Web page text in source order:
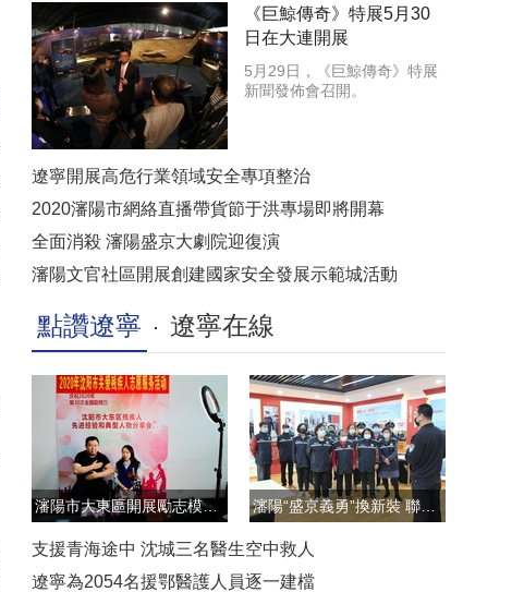
《巨鯨傳奇》特展5月30
日在大連開展
5月29日，《巨鯨傳奇》特展
新聞發佈會召開。
遼寧開展高危行業領域安全專項整治
2020瀋陽市網絡直播帶貨節于洪專場即將開幕
全面消殺 瀋陽盛京大劇院迎復演
瀋陽文官社區開展創建國家安全發展示範城活動
點讚遼寧 遼寧在線
瀋陽市大東區開展勵志模範雲直播訪談活動
支援青海途中 沈城三名醫生空中救人
遼寧為2054名援鄂醫護人員逐一建檔